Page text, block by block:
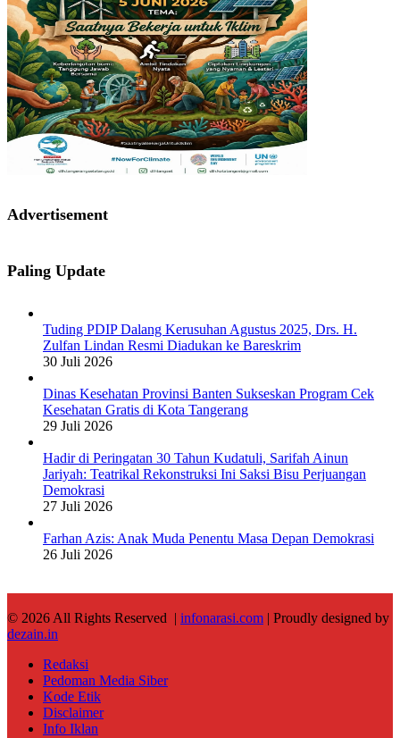
Advertisement
Paling Update
Tuding PDIP Dalang Kerusuhan Agustus 2025, Drs. H.
Zulfan Lindan Resmi Diadukan ke Bareskrim
30 Juli 2026
Dinas Kesehatan Provinsi Banten Sukseskan Program Cek
Kesehatan Gratis di Kota Tangerang
29 Juli 2026
Hadir di Peringatan 30 Tahun Kudatuli, Sarifah Ainun
Jariyah: Teatrikal Rekonstruksi Ini Saksi Bisu Perjuangan
Demokrasi
27 Juli 2026
Farhan Azis: Anak Muda Penentu Masa Depan Demokrasi
26 Juli 2026
© 2026 All Rights Reserved | infonarasi.com | Proudly designed by
dezain.in
Redaksi
Pedoman Media Siber
Kode Etik
Disclaimer
Info Iklan